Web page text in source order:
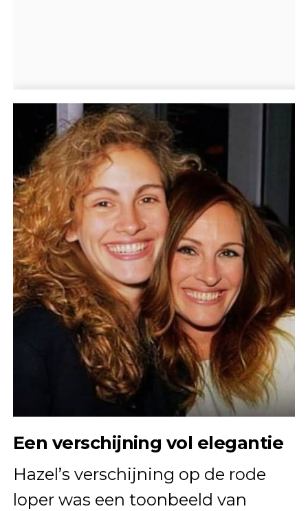
Een verschijning vol elegantie
Hazel’s verschijning op de rode
loper was een toonbeeld van